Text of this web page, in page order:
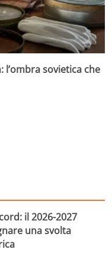
l’ombra sovietica che
il 2026-2027
una svolta